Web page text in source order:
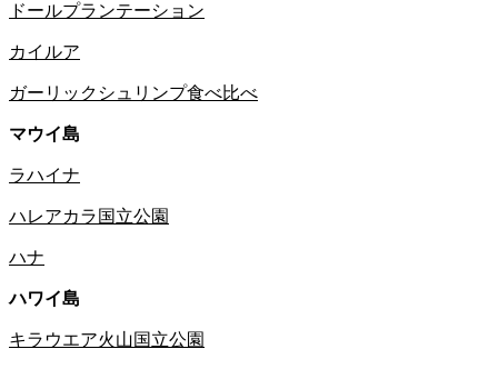
ドールプランテーション
カイルア
ガーリックシュリンプ食べ比べ
マウイ島
ラハイナ
ハレアカラ国立公園
ハナ
ハワイ島
キラウエア火山国立公園